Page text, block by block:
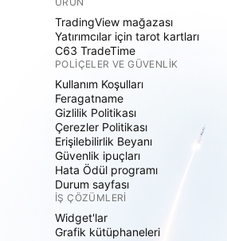
TradingView mağazası
Yatırımcılar için tarot kartları
C63 TradeTime
POLIÇELER VE GÜVENLIK
Kullanım Koşulları
Feragatname
Gizlilik Politikası
Çerezler Politikası
Erişilebilirlik Beyanı
Güvenlik ipuçları
Hata Ödül programı
Durum sayfası
İŞ ÇÖZÜMLERI
Widget'lar
Grafik kütüphaneleri